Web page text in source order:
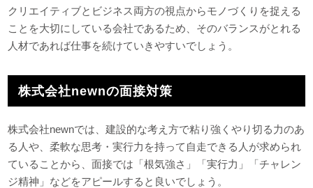
クリエイティブとビジネス両方の視点からモノづくりを捉える
ことを大切にしている会社であるため、そのバランスがとれる
人材であれば仕事を続けていきやすいでしょう。
株式会社newnの面接対策
株式会社newnでは、建設的な考え方で粘り強くやり切る力のあ
る人や、柔軟な思考・実行力を持って自走できる人が求められ
ていることから、面接では「根気強さ」「実行力」「チャレン
ジ精神」などをアピールすると良いでしょう。